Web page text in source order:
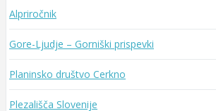
Alpriročnik
Gore-Ljudje – Gorniški prispevki
Planinsko društvo Cerkno
Plezališča Slovenije